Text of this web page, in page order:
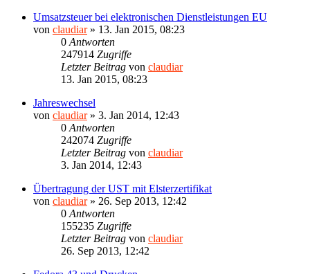
Umsatzsteuer bei elektronischen Dienstleistungen EU
von claudiar» 13. Jan 2015, 08:23
0 Antworten
247914 Zugriffe
Letzter Beitrag von claudiar
13. Jan 2015, 08:23
Jahreswechsel
von claudiar» 3. Jan 2014, 12:43
0 Antworten
242074 Zugriffe
Letzter Beitrag von claudiar
3. Jan 2014, 12:43
Übertragung der UST mit Elsterzertifikat
von claudiar» 26. Sep 2013, 12:42
0 Antworten
155235 Zugriffe
Letzter Beitrag von claudiar
26. Sep 2013, 12:42